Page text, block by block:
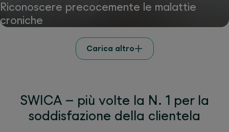
Riconoscere precocemente le malattie
croniche
Carica altro
SWICA – più volte la N. 1 per la
soddisfazione della clientela